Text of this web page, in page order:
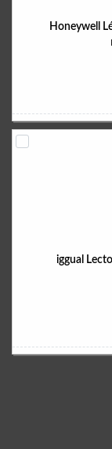
Honeywell
iggual